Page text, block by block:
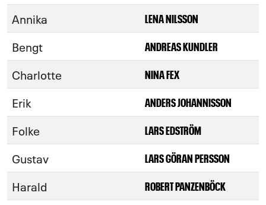
Annika LENA NILSSON
Bengt ANDREAS KUNDLER
Charlotte NINA FEX
Erik ANDERS JOHANNISSON
Folke LARS EDSTRÖM
Gustav LARS GÖRAN PERSSON
Harald ROBERT PANZENBÖCK